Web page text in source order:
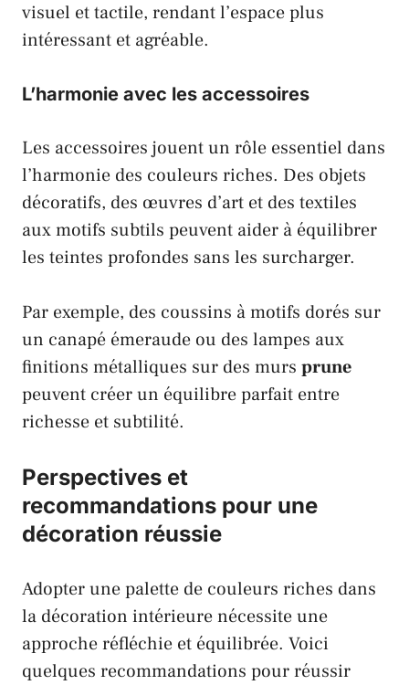
visuel et tactile, rendant l’espace plus
intéressant et agréable.
L’harmonie avec les accessoires
Les accessoires jouent un rôle essentiel dans
l’harmonie des couleurs riches. Des objets
décoratifs, des œuvres d’art et des textiles
aux motifs subtils peuvent aider à équilibrer
les teintes profondes sans les surcharger.
Par exemple, des coussins à motifs dorés sur
un canapé émeraude ou des lampes aux
finitions métalliques sur des murs prune
peuvent créer un équilibre parfait entre
richesse et subtilité.
Perspectives et
recommandations pour une
décoration réussie
Adopter une palette de couleurs riches dans
la décoration intérieure nécessite une
approche réfléchie et équilibrée. Voici
quelques recommandations pour réussir